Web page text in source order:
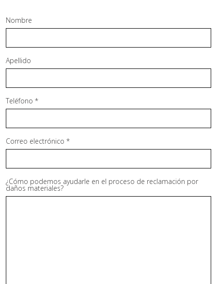
Nombre
Apellido
Teléfono *
Correo electrónico *
¿Cómo podemos ayudarle en el proceso de reclamación por
daños materiales?